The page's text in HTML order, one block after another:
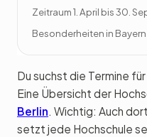
Zeitraum 1. April bis 30.
Besonderheiten in Bayern
Du suchst die Termine
Eine Übersicht der
Berlin. Wichtig: Auch
setzt jede Hochschule